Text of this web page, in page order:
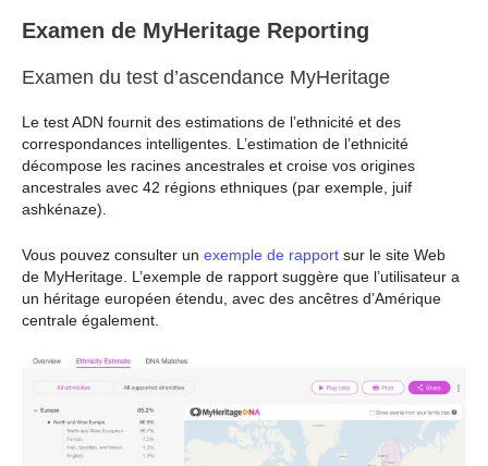
Examen de MyHeritage Reporting
Examen du test d’ascendance MyHeritage
Le test ADN fournit des estimations de l’ethnicité et des
correspondances intelligentes. L’estimation de l’ethnicité
décompose les racines ancestrales et croise vos origines
ancestrales avec 42 régions ethniques (par exemple, juif
ashkénaze).
Vous pouvez consulter un exemple de rapport sur le site Web
de MyHeritage. L’exemple de rapport suggère que l’utilisateur a
un héritage européen étendu, avec des ancêtres d’Amérique
centrale également.